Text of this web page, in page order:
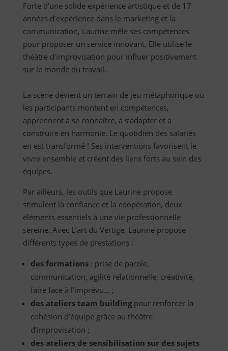
Forte d’une solide expérience artistique et de 17
années d’expérience dans le marketing et la
communication, Laurine mêle ses compétences
pour proposer un service innovant. Elle utilise le
théâtre d’improvisation pour influer positivement
sur le monde du travail.
La scène devient un terrain de jeu métaphorique où
les participants montent en compétences,
apprennent à se connaître, à s’adapter et à
construire en harmonie. Le quotidien des salariés
en est transformé ! Ses interventions favorisent le
vivre ensemble et créent des liens forts au sein des
équipes.
Par ailleurs, les outils que Laurine propose
stimulent la confiance et la coopération, deux
éléments essentiels à une vie professionnelle
sereine. Avec L’art du Vertige, Laurine propose
différents types de prestations :
des formations: prise de parole,
communication, agilité relationnelle, créativité,
faire face à l’imprévu… ;
des ateliers team buildingpour renforcer la
cohésion d’équipe grâce au théâtre
d’improvisation ;
des ateliers de sensibilisation sur des sujets